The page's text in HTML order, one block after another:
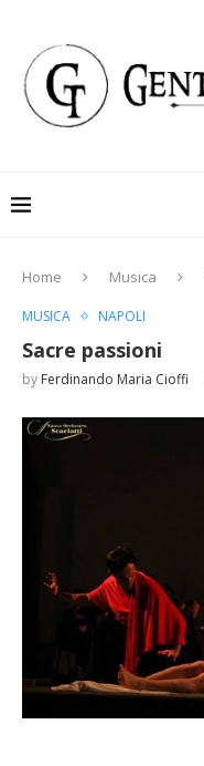
Home Musica
MUSICA NAPOLI
Sacre passioni
by Ferdinando Maria Cioffi